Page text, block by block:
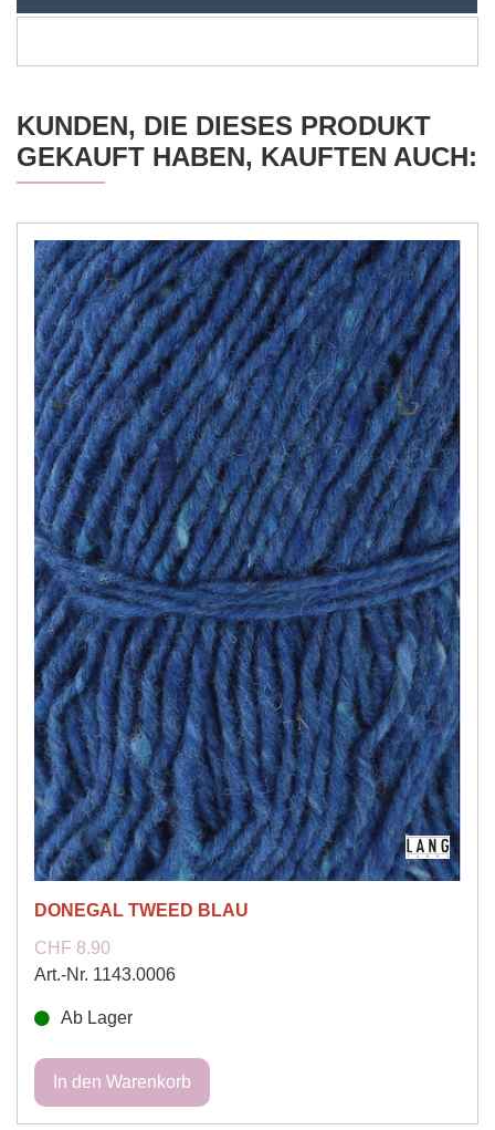
KUNDEN, DIE DIESES PRODUKT
GEKAUFT HABEN, KAUFTEN AUCH:
DONEGAL TWEED BLAU
CHF 8.90
Art.-Nr. 1143.0006
Ab Lager